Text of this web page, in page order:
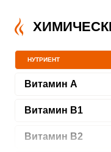
НУТРИЕНТ
Витамин A
Витамин В1
Витамин В2